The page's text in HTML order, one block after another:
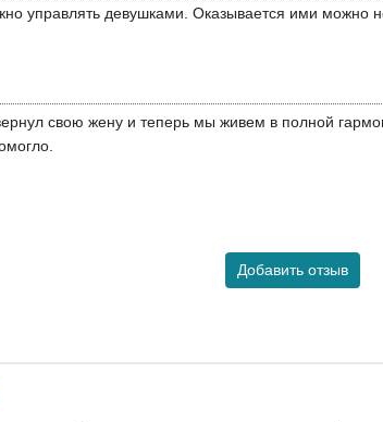
управлять девушками. Оказывается ими можно
свою жену и теперь мы живем в полной
Добавить отзыв